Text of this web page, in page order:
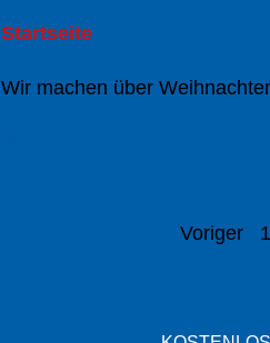
Startseite
Wir machen über
Voriger 1